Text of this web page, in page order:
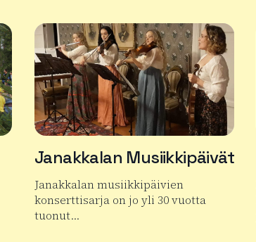
Janakkalan Musiikkipäivät
Janakkalan musiikkipäivien
konserttisarja on jo yli 30 vuotta
tuonut…